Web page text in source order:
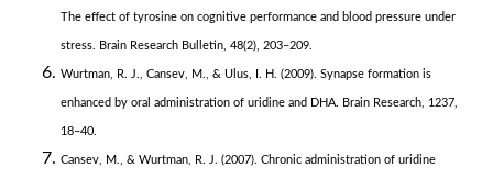
The effect of tyrosine on cognitive performance and blood pressure under
stress. Brain Research Bulletin, 48(2), 203–209.
Wurtman, R. J., Cansev, M., & Ulus, I. H. (2009). Synapse formation is
enhanced by oral administration of uridine and DHA. Brain Research, 1237,
18–40.
Cansev, M., & Wurtman, R. J. (2007). Chronic administration of uridine